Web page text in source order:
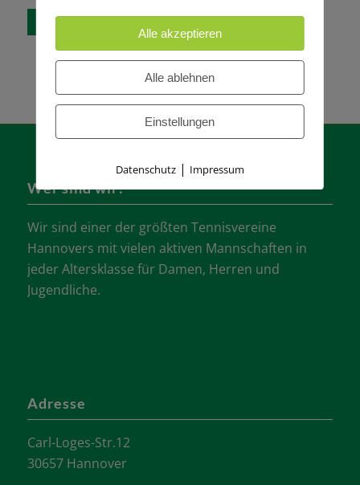
Wer sind wir?
Wir sind einer der größten Tennisvereine
Hannovers mit vielen aktiven Mannschaften in
jeder Altersklasse für Damen, Herren und
Jugendliche.
Adresse
Carl-Loges-Str.12
30657 Hannover
Alle akzeptieren
Alle ablehnen
Einstellungen
Datenschutz| Impressum